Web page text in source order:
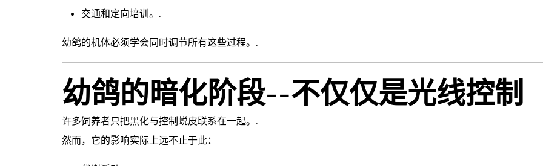
交通和定向培训。.
幼鸽的机体必须学会同时调节所有这些过程。.
幼鸽的暗化阶段--不仅仅是光线控制
许多饲养者只把黑化与控制蜕皮联系在一起。.
然而，它的影响实际上远不止于此：